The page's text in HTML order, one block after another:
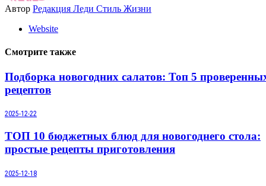
Автор Редакция Леди Стиль Жизни
Website
Смотрите также
Подборка новогодних салатов: Топ 5
рецептов
2025-12-22
ТОП 10 бюджетных блюд для новогоднего стола:
простые рецепты приготовления
2025-12-18